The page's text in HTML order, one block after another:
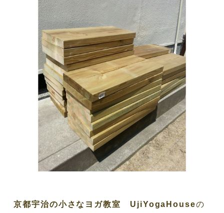
京都宇治の小さなヨガ教室 UjiYogaHouseの